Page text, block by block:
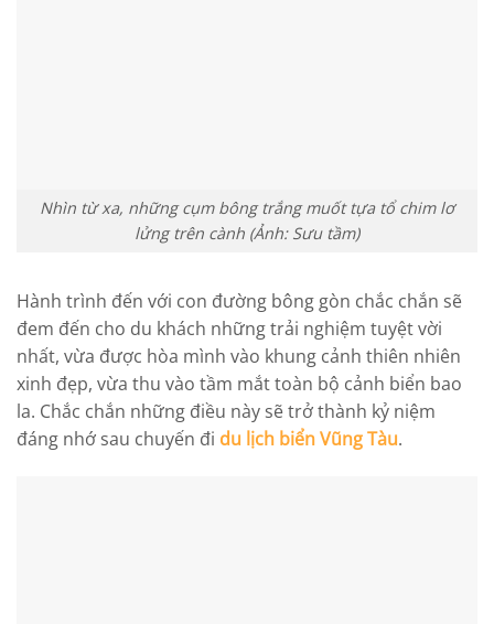
Nhìn từ xa, những cụm bông trắng muốt tựa tổ chim lơ
lửng trên cành (Ảnh: Sưu tầm)
Hành trình đến với con đường bông gòn chắc chắn sẽ
đem đến cho du khách những trải nghiệm tuyệt vời
nhất, vừa được hòa mình vào khung cảnh thiên nhiên
xinh đẹp, vừa thu vào tầm mắt toàn bộ cảnh biển bao
la. Chắc chắn những điều này sẽ trở thành kỷ niệm
đáng nhớ sau chuyến đi du lịch biển Vũng Tàu.